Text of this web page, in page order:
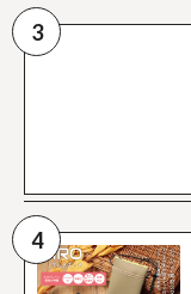
3
4